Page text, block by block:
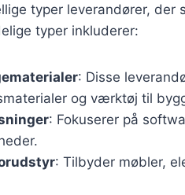
typer leverandører, der
typer inkluderer:
: Disse
og værktøj til
: Fokuserer på
: Tilbyder møbler,